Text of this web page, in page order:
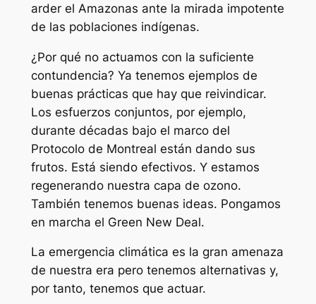
arder el Amazonas ante la mirada impotente
de las poblaciones indígenas.
¿Por qué no actuamos con la suficiente
contundencia? Ya tenemos ejemplos de
buenas prácticas que hay que reivindicar.
Los esfuerzos conjuntos, por ejemplo,
durante décadas bajo el marco del
Protocolo de Montreal están dando sus
frutos. Está siendo efectivos. Y estamos
regenerando nuestra capa de ozono.
También tenemos buenas ideas. Pongamos
en marcha el Green New Deal.
La emergencia climática es la gran amenaza
de nuestra era pero tenemos alternativas y,
por tanto, tenemos que actuar.